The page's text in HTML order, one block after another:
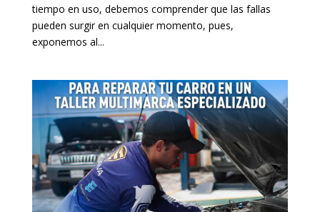
tiempo en uso, debemos comprender que las fallas
pueden surgir en cualquier momento, pues,
exponemos al...